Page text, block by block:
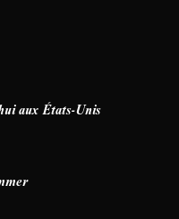
aux États-Unis